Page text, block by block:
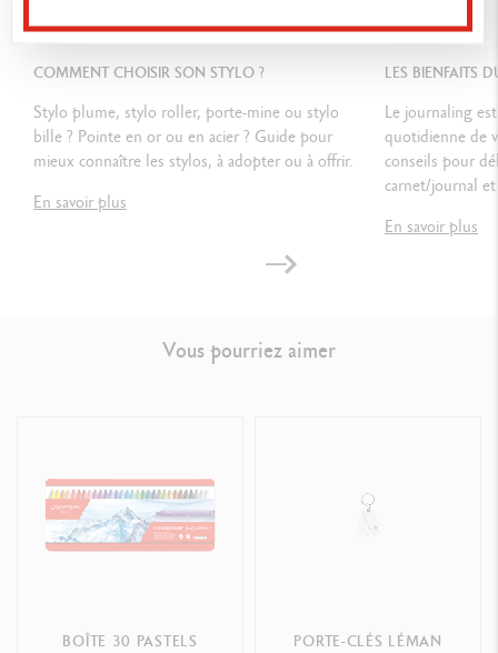
NORMES LÉGALES
Swiss Made
RÉFÉRENCE DU PRODUIT
GUIDE
COMMENT CHOISIR SON STYLO ?
Stylo plume, stylo roller, porte-mine ou stylo
bille ? Pointe en or ou en acier ? Guide pour
mieux connaître les stylos, à adopter ou à offrir.
En savoir plus
GUIDE
LES BIENFAITS
Le journaling
quotidienne de
conseils pour
carnet/journal
En savoir plus
Vous pourriez aimer
BOÎTE 30 PASTELS
PORTE-CLÉS LÉMAN